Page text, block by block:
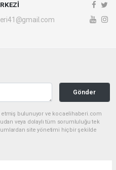
Gönder
etmiş bulunuyor ve kocaelihaberi.com
veya dolaylı tüm sorumluluğu tek
site yönetimi hiçbir şekilde